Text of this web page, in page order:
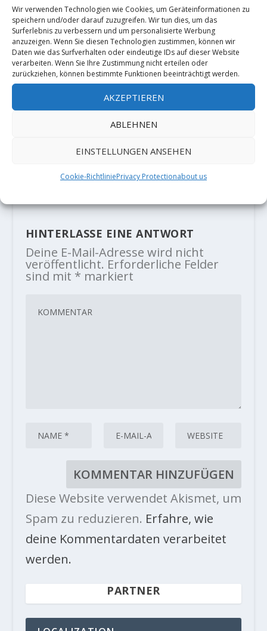
Wir verwenden Technologien wie Cookies, um Geräteinformationen zu
speichern und/oder darauf zuzugreifen. Wir tun dies, um das
Surferlebnis zu verbessern und um personalisierte Werbung
anzuzeigen. Wenn Sie diesen Technologien zustimmen, können wir
Daten wie das Surfverhalten oder eindeutige IDs auf dieser Website
verarbeiten. Wenn Sie Ihre Zustimmung nicht erteilen oder
zurückziehen, können bestimmte Funktionen beeinträchtigt werden.
AKZEPTIEREN
ABLEHNEN
EINSTELLUNGEN ANSEHEN
Cookie-RichtliniePrivacy Protectionabout us
26. Oktober 2020
Video: Alex Megos in seiner neuer
Highendroute "Bibliographie" 9c
17. November 2020
HINTERLASSE EINE ANTWORT
Deine E-Mail-Adresse wird nicht
veröffentlicht. Erforderliche Felder
sind mit * markiert
Diese Website verwendet Akismet, um
Spam zu reduzieren. Erfahre, wie
deine Kommentardaten verarbeitet
werden.
PARTNER